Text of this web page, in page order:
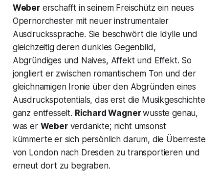
Webererschafft in seinem Freischütz ein neues
Opernorchester mit neuer instrumentaler
Ausdruckssprache. Sie beschwört die Idylle und
gleichzeitig deren dunkles Gegenbild,
Abgründiges und Naives, Affekt und Effekt. So
jongliert er zwischen romantischem Ton und der
gleichnamigen Ironie über den Abgründen eines
Ausdruckspotentials, das erst die Musikgeschichte
ganz entfesselt. Richard Wagnerwusste genau,
was er Weberverdankte; nicht umsonst
kümmerte er sich persönlich darum, die Überreste
von London nach Dresden zu transportieren und
erneut dort zu begraben.